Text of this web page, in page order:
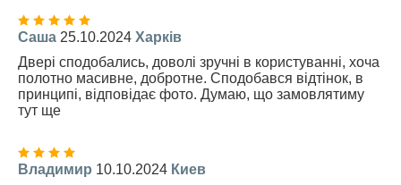
Саша 25.10.2024 Харків
Двері сподобались, доволі зручні в користуванні, хоча
полотно масивне, добротне. Сподобався відтінок, в
принципі, відповідає фото. Думаю, що замовлятиму
тут ще
Владимир 10.10.2024 Киев